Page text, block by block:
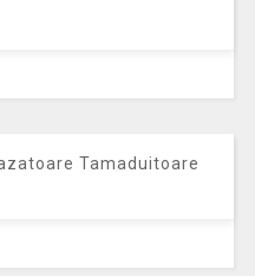
Tamaduitoare